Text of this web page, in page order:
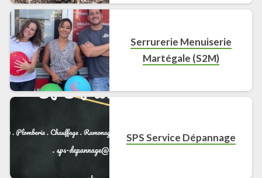
Serrurerie Menuiserie
Martégale (S2M)
SPS Service Dépannage